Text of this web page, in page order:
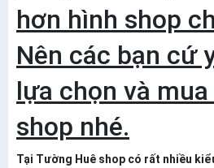
hơn hình shop
Nên các bạn cứ
lựa chọn và
shop nhé.
Tại Tường Huê shop có rất nhiều